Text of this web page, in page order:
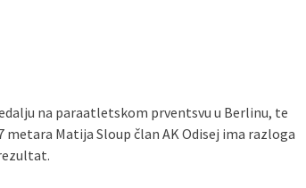
na paraatletskom prventsvu u Berlinu, te
metara Matija Sloup član AK Odisej ima razloga